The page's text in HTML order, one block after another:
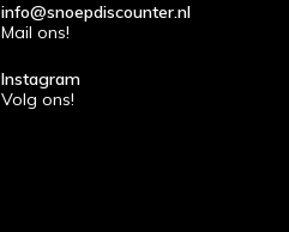
info@snoepdiscounter.nl
Mail ons!
Instagram
Volg ons!